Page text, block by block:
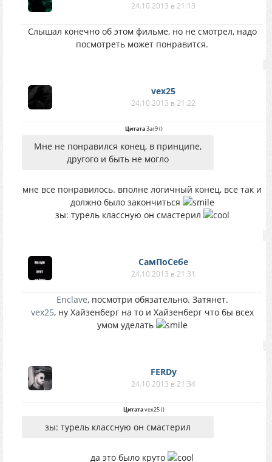
24.10.2013 в 21:13
Слышал конечно об этом фильме, но не смотрел, надо
посмотреть может понравится.
vex25
24.10.2013 в 21:22
Цитата3ar9()
Мне не понравился конец, в принципе,
другого и быть не могло
мне все понравилось. вполне логичный конец, все так и
должно было закончиться
зы: турель классную он смастерил
СамПоСебе
24.10.2013 в 21:31
Enclave, посмотри обязательно. Затянет.
vex25, ну Хайзенберг на то и Хайзенберг что бы всех
умом уделать
FERDy
24.10.2013 в 21:34
Цитатаvex25()
зы: турель классную он смастерил
да это было круто